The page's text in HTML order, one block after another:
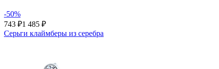
-50%
743 ₽1 485 ₽
Серьги клаймберы из серебра